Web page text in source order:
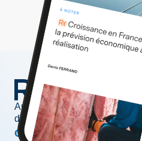
Au service de l'information
développement des
Conjoncture & prévisions